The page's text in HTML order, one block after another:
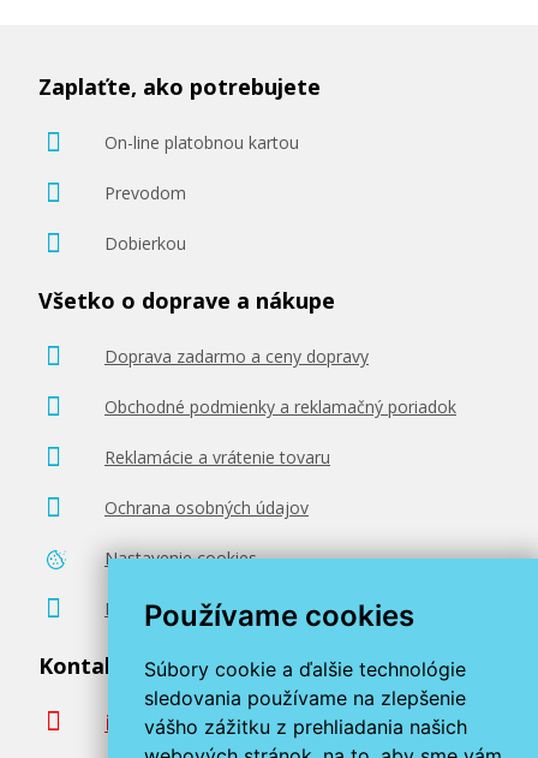
Používame cookies
Súbory cookie a ďalšie technológie
sledovania používame na zlepšenie
vášho zážitku z prehliadania našich
Zaplaťte, ako potrebujete
On-line platobnou kartou
Prevodom
Dobierkou
Všetko o doprave a nákupe
Doprava zadarmo a ceny dopravy
Obchodné podmienky a reklamačný poriadok
Reklamácie a vrátenie tovaru
Ochrana osobných údajov
Nastavenie cookies
Poradenstvo zadarmo
Kontaktujte nás
info@miroluk.sk